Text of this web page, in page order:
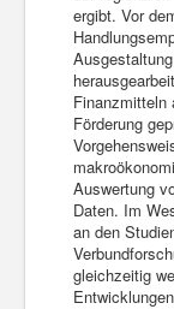
ergibt. Vor
Finanzmitteln
Förderung
Auswertung
Daten. Im
an den
gleichzeitig